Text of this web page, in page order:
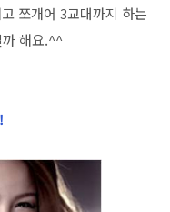
쪼개어 3교대까지 하는
해요.^^